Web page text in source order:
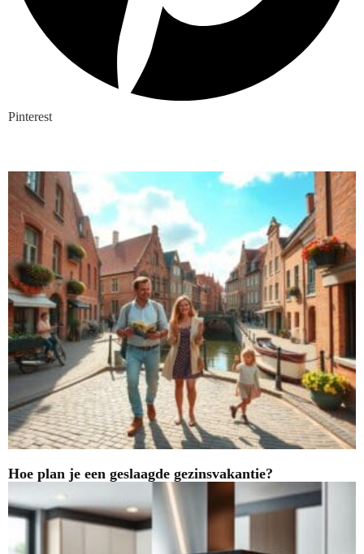
Pinterest
Hoe plan je een geslaagde gezinsvakantie?